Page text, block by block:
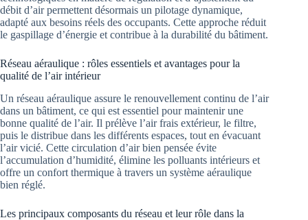
débit d’air permettent désormais un pilotage dynamique,
adapté aux besoins réels des occupants. Cette approche réduit
le gaspillage d’énergie et contribue à la durabilité du bâtiment.
Réseau aéraulique : rôles essentiels et avantages pour la
qualité de l’air intérieur
Un réseau aéraulique assure le renouvellement continu de l’air
dans un bâtiment, ce qui est essentiel pour maintenir une
bonne qualité de l’air. Il prélève l’air frais extérieur, le filtre,
puis le distribue dans les différents espaces, tout en évacuant
l’air vicié. Cette circulation d’air bien pensée évite
l’accumulation d’humidité, élimine les polluants intérieurs et
offre un confort thermique à travers un système aéraulique
bien réglé.
Les principaux composants du réseau et leur rôle dans la